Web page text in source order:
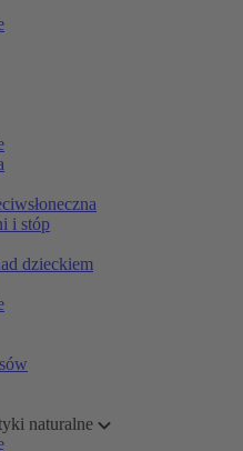
i stóp
dzieckiem
naturalne